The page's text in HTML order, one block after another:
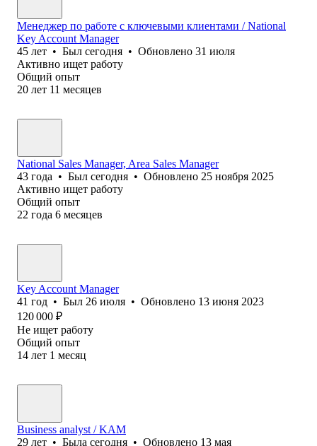
Менеджер по работе с ключевыми клиентами / National
Key Account Manager
45 лет • Был сегодня • Обновлено 31 июля
Активно ищет работу
Общий опыт
20 лет 11 месяцев
National Sales Manager, Area Sales Manager
43 года • Был сегодня • Обновлено 25 ноября 2025
Активно ищет работу
Общий опыт
22 года 6 месяцев
Key Account Manager
41 год • Был 26 июля • Обновлено 13 июня 2023
120 000 ₽
Не ищет работу
Общий опыт
14 лет 1 месяц
Business analyst / KAM
29 лет • Была сегодня • Обновлено 13 мая